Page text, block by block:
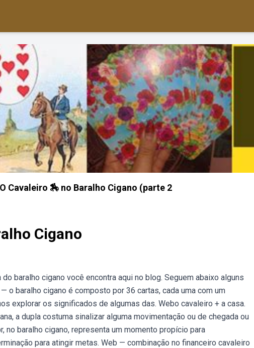
Cavaleiro 🏇 no Baralho Cigano (parte 2
Cigano
baralho cigano você encontra aqui no blog. Seguem abaixo alguns
baralho cigano é composto por 36 cartas, cada uma com um
explorar os significados de algumas das. Webo cavaleiro + a casa.
a dupla costuma sinalizar alguma movimentação ou de chegada ou
no baralho cigano, representa um momento propício para
para atingir metas. Web — combinação no financeiro cavaleiro